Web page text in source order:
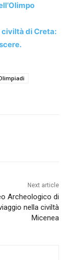
civiltà di Creta:
Next article
Archeologico di
nella civiltà
Micenea